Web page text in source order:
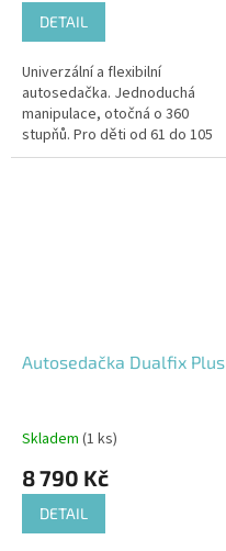
DETAIL
Univerzální a flexibilní
autosedačka. Jednoduchá
manipulace, otočná o 360
stupňů. Pro děti od 61 do 105
cm a až 20 kg váhy.
Autosedačka Dualfix Plus
Skladem (1 ks)
8 790 Kč
DETAIL